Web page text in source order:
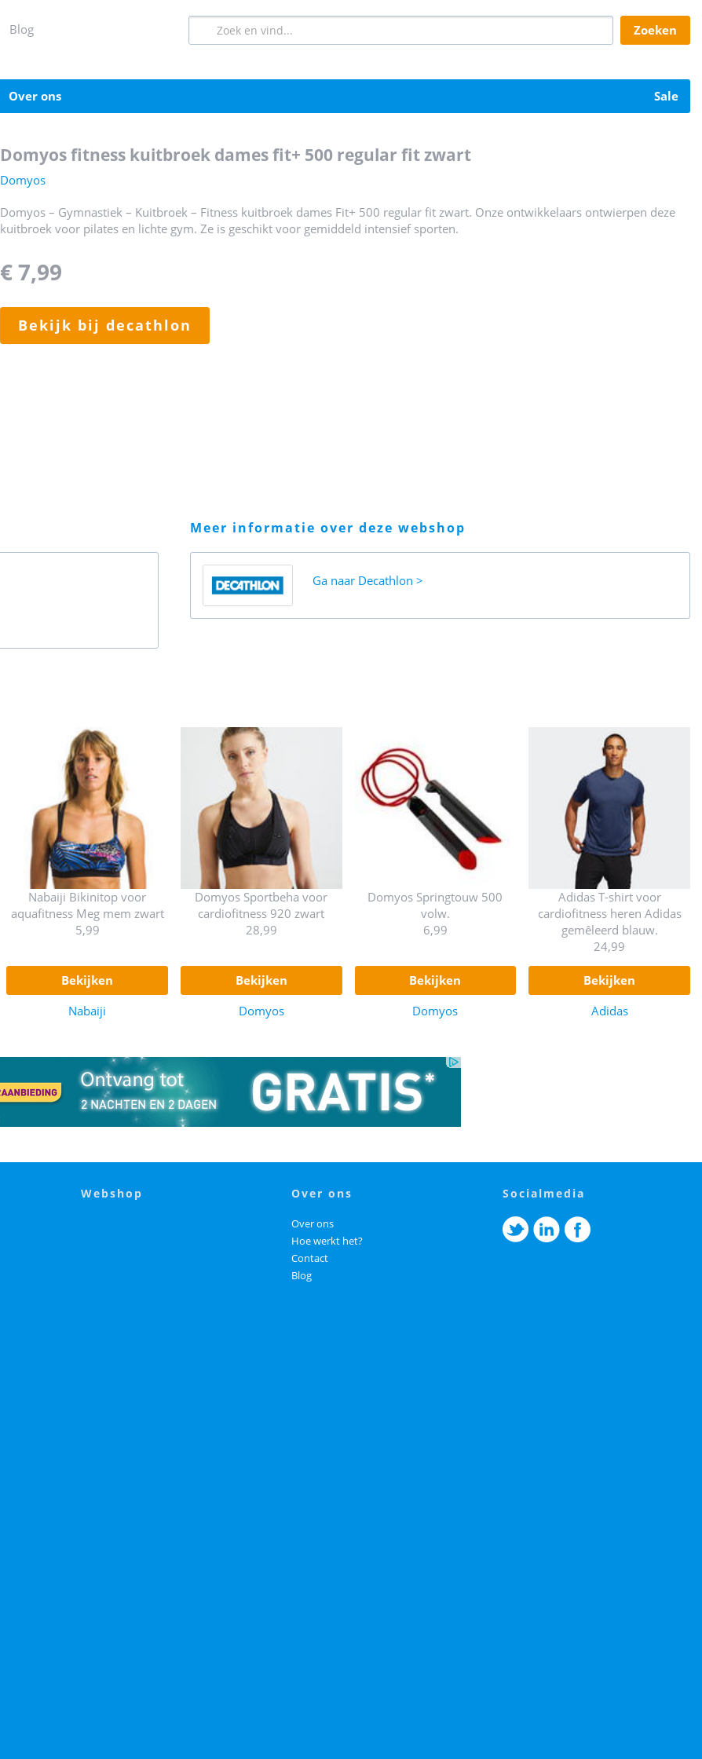
blog zoeken
over ons sale
domyos fitness kuitbroek dames fit+ 500 regular fit zwart
Domyos
Domyos – Gymnastiek – Kuitbroek – Fitness kuitbroek dames Fit+ 500 regular fit zwart. Onze ontwikkelaars ontwierpen deze
kuitbroek voor pilates en lichte gym. Ze is geschikt voor gemiddeld intensief sporten.
€ 7,99
bekijk bij decathlon
meer informatie over deze webshop
Ga naar Decathlon
Nabaiji Bikinitop voor
aquafitness Meg mem zwart
5,99
bekijken
Nabaiji
Domyos Sportbeha voor
cardiofitness 920 zwart
28,99
bekijken
Domyos
Domyos Springtouw 500
volw.
6,99
bekijken
Domyos
Adidas T-shirt voor
cardiofitness heren Adidas
gemêleerd blauw.
24,99
bekijken
Adidas
webshop over ons
Over ons
Hoe werkt het?
Contact
Blog
socialmedia